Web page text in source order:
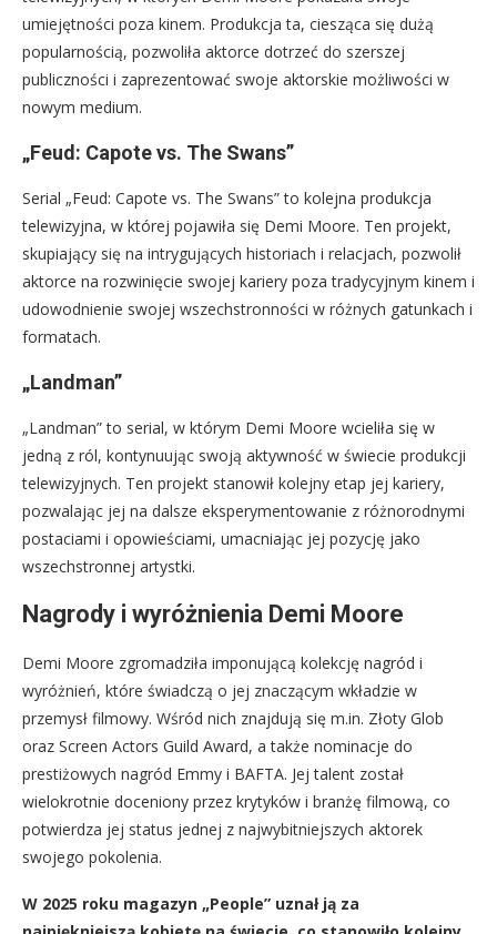
umiejętności poza kinem. Produkcja ta, ciesząca się dużą
popularnością, pozwoliła aktorce dotrzeć do szerszej
publiczności i zaprezentować swoje aktorskie możliwości w
nowym medium.
„Feud: Capote vs. The Swans”
Serial „Feud: Capote vs. The Swans” to kolejna produkcja
telewizyjna, w której pojawiła się Demi Moore. Ten projekt,
skupiający się na intrygujących historiach i relacjach, pozwolił
aktorce na rozwinięcie swojej kariery poza tradycyjnym kinem i
udowodnienie swojej wszechstronności w różnych gatunkach i
formatach.
„Landman”
„Landman” to serial, w którym Demi Moore wcieliła się w
jedną z ról, kontynuując swoją aktywność w świecie produkcji
telewizyjnych. Ten projekt stanowił kolejny etap jej kariery,
pozwalając jej na dalsze eksperymentowanie z różnorodnymi
postaciami i opowieściami, umacniając jej pozycję jako
wszechstronnej artystki.
Nagrody i wyróżnienia Demi Moore
Demi Moore zgromadziła imponującą kolekcję nagród i
wyróżnień, które świadczą o jej znaczącym wkładzie w
przemysł filmowy. Wśród nich znajdują się m.in. Złoty Glob
oraz Screen Actors Guild Award, a także nominacje do
prestiżowych nagród Emmy i BAFTA. Jej talent został
wielokrotnie doceniony przez krytyków i branżę filmową, co
potwierdza jej status jednej z najwybitniejszych aktorek
swojego pokolenia.
W 2025 roku magazyn „People” uznał ją za